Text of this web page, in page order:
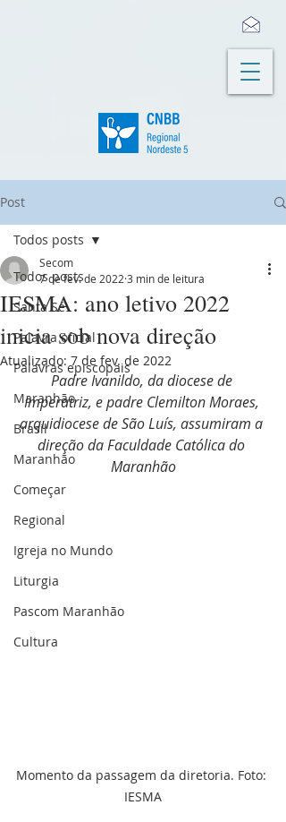
Post
Todos posts
Santa Sé
Palavra oficial
Palavras episcopais
Maranhão
Brasil
Maranhão
Começar
Regional
Igreja no Mundo
Liturgia
Pascom Maranhão
Cultura
Todos posts
IESMA: ano letivo 2022
inicia sob nova direção
Secom
7 de fev. de 2022 3 min de leitura
Atualizado: 7 de fev. de 2022
Padre Ivanildo, da diocese de
Imperatriz, e padre Clemilton Moraes,
arquidiocese de São Luís, assumiram a
direção da Faculdade Católica do
Maranhão
Momento da passagem da diretoria. Foto:
IESMA